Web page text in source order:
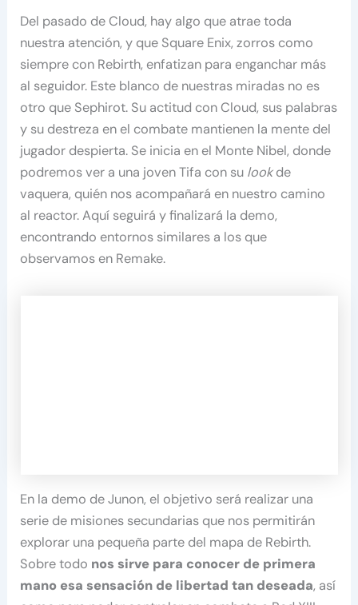
Del pasado de Cloud, hay algo que atrae toda
nuestra atención, y que Square Enix, zorros como
siempre con Rebirth, enfatizan para enganchar más
al seguidor. Este blanco de nuestras miradas no es
otro que Sephirot. Su actitud con Cloud, sus palabras
y su destreza en el combate mantienen la mente del
jugador despierta. Se inicia en el Monte Nibel, donde
podremos ver a una joven Tifa con su lookde
vaquera, quién nos acompañará en nuestro camino
al reactor. Aquí seguirá y finalizará la demo,
encontrando entornos similares a los que
observamos en Remake.
En la demo de Junon, el objetivo será realizar una
serie de misiones secundarias que nos permitirán
explorar una pequeña parte del mapa de Rebirth.
Sobre todo nos sirve para conocer de primera
mano esa sensación de libertad tan deseada, así